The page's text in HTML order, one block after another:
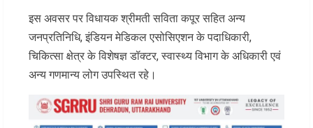
इस अवसर पर विधायक श्रीमती सविता कपूर सहित अन्य
जनप्रतिनिधि, इंडियन मेडिकल एसोसिएशन के पदाधिकारी,
चिकित्सा क्षेत्र के विशेषज्ञ डॉक्टर, स्वास्थ्य विभाग के अधिकारी एवं
अन्य गणमान्य लोग उपस्थित रहे।